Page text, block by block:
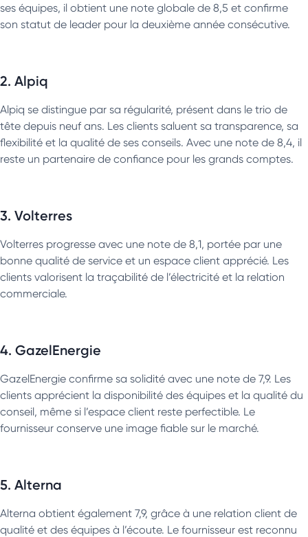
ses équipes, il obtient une note globale de 8,5 et confirme
son statut de leader pour la deuxième année consécutive.
2. Alpiq
Alpiq se distingue par sa régularité, présent dans le trio de
tête depuis neuf ans. Les clients saluent sa transparence, sa
flexibilité et la qualité de ses conseils. Avec une note de 8,4, il
reste un partenaire de confiance pour les grands comptes.
3. Volterres
Volterres progresse avec une note de 8,1, portée par une
bonne qualité de service et un espace client apprécié. Les
clients valorisent la traçabilité de l’électricité et la relation
commerciale.
4. GazelEnergie
GazelEnergie confirme sa solidité avec une note de 7,9. Les
clients apprécient la disponibilité des équipes et la qualité du
conseil, même si l’espace client reste perfectible. Le
fournisseur conserve une image fiable sur le marché.
5. Alterna
Alterna obtient également 7,9, grâce à une relation client de
qualité et des équipes à l’écoute. Le fournisseur est reconnu